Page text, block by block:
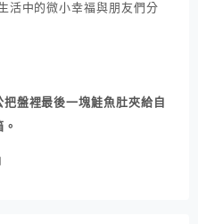
活中的微小幸福與朋友們分
盤裡最後一塊鮭魚肚夾給自